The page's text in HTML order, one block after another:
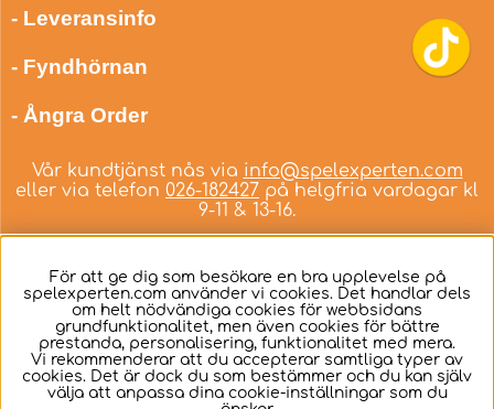
- Leveransinfo
- Fyndhörnan
- Ångra Order
Vår kundtjänst nås via info@spelexperten.com
eller via telefon 026-182427 på helgfria vardagar kl
9-11 & 13-16.
Svenska
För att ge dig som besökare en bra upplevelse på
spelexperten.com använder vi cookies. Det handlar dels
om helt nödvändiga cookies för webbsidans
grundfunktionalitet, men även cookies för bättre
prestanda, personalisering, funktionalitet med mera.
Vi rekommenderar att du accepterar samtliga typer av
cookies. Det är dock du som bestämmer och du kan själv
välja att anpassa dina cookie-inställningar som du